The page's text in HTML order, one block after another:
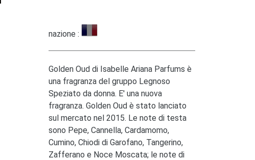
nazione :
Golden Oud di Isabelle Ariana Parfums è
una fragranza del gruppo Legnoso
Speziato da donna. E' una nuova
fragranza. Golden Oud è stato lanciato
sul mercato nel 2015. Le note di testa
sono Pepe, Cannella, Cardamomo,
Cumino, Chiodi di Garofano, Tangerino,
Zafferano e Noce Moscata; le note di